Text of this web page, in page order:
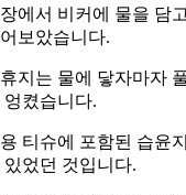
에서 비커에 물을 담
보았습니다.
지는 물에 닿자마자
엉켰습니다.
티슈에 포함된 습윤
있었던 것입니다.